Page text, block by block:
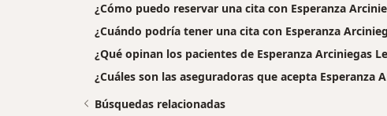
¿Cómo puedo reservar una cita con Esperanza
¿Cuándo podría tener una cita con Esperanza
¿Qué opinan los pacientes de Esperanza Arciniegas
¿Cuáles son las aseguradoras que acepta Esperanza
Búsquedas relacionadas